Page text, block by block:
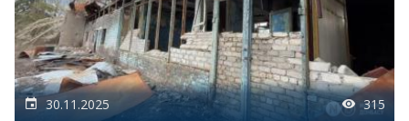
30.11.2025 315